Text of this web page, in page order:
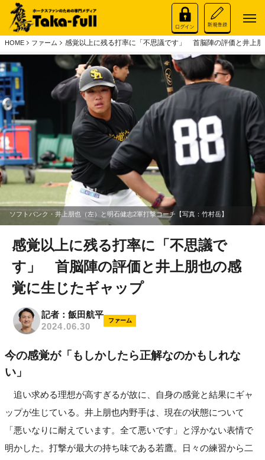
HOME ファーム 感覚以上に残る打率に「不思議です」 首脳陣の評価と井上
ソフトバンク・井上朋也（左）と明石健志2軍打撃コーチ【写真：竹村岳】
感覚以上に残る打率に「不思議で
す」 首脳陣の評価と井上朋也の感
覚に生じたギャップ
記者：飯田航平
2024.06.30
ファーム
今の感覚が「もしかしたら正解なのかもしれな
い」
追い求める理想が高すぎるが故に、自身の感覚と結果にギャ
ップが生じている。井上朋也内野手は、現在の状態について
「悪いなりに耐えています。全て悪いです」と浮かない表情で
明かした。打撃が最大の持ち味である若鷹。日々の練習から二